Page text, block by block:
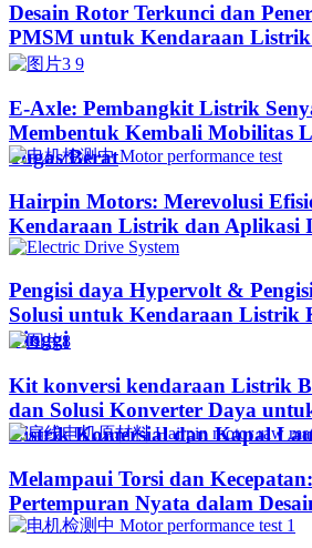
Desain Rotor Terkunci dan
PMSM untuk Kendaraan
E-Axle: Pembangkit Listrik
Membentuk Kembali Mobilitas
Tugas Berat
Hairpin Motors: Merevolusi
Kendaraan Listrik dan Aplikasi
Pengisi daya Hypervolt &
Solusi untuk Kendaraan Listrik
Tinggi
Kit konversi kendaraan Listrik
dan Solusi Konverter Daya
Listrik Komersial dan Kapal
Melampaui Torsi dan
Pertempuran Nyata dalam